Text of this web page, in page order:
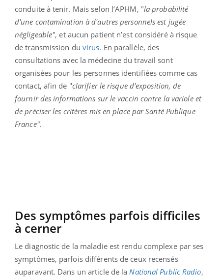
conduite à tenir. Mais selon l’APHM, "la probabilité
d'une contamination à d'autres personnels est jugée
négligeable", et aucun patient n’est considéré à risque
de transmission du virus. En parallèle, des
consultations avec la médecine du travail sont
organisées pour les personnes identifiées comme cas
contact, afin de "clarifier le risque d'exposition, de
fournir des informations sur le vaccin contre la variole et
de préciser les critères mis en place par Santé Publique
France".
Des symptômes parfois difficiles
à cerner
Le diagnostic de la maladie est rendu complexe par ses
symptômes, parfois différents de ceux recensés
auparavant. Dans un article de laNational Public Radio,